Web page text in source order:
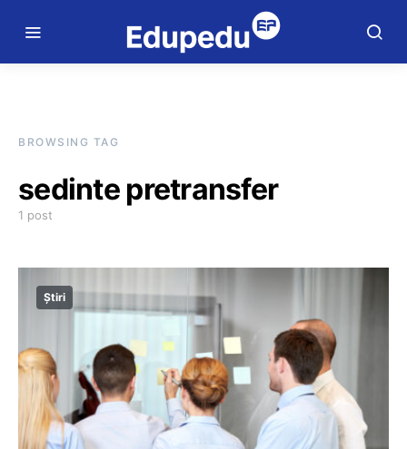
BROWSING TAG
sedinte pretransfer
1 post
Știri